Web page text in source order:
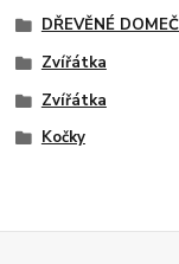
DŘEVĚNÉ
Zvířátka
Zvířátka
Kočky